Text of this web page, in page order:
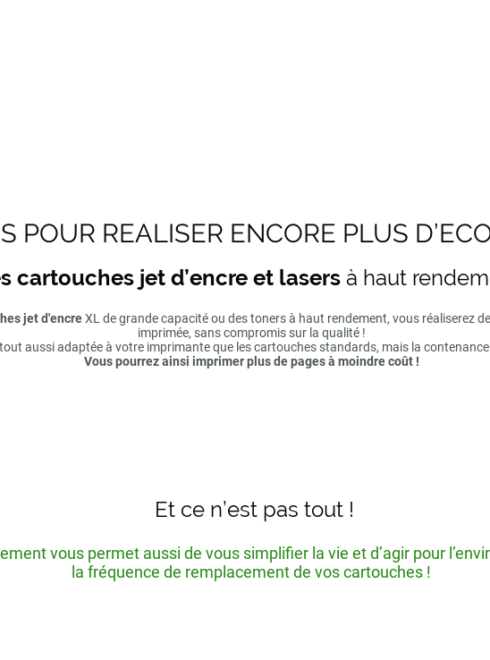
POUR REALISER ENCORE PLUS
cartouches jet d’encre et lasersà haut
jet d'encreXL de grande capacité ou des toners à haut rendement, vous réaliserez
imprimée, sans compromis sur la qualité !
aussi adaptée à votre imprimante que les cartouches standards, mais la
Vous pourrez ainsi imprimer plus de pages à moindre coût !
Et ce n’est pas tout !
vous permet aussi de vous simplifier la vie et d’agir pour
la fréquence de remplacement de vos cartouches !